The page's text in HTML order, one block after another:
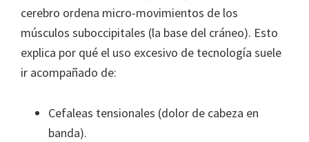
cerebro ordena micro-movimientos de los
músculos suboccipitales (la base del cráneo). Esto
explica por qué el uso excesivo de tecnología suele
ir acompañado de:
Cefaleas tensionales (dolor de cabeza en
banda).